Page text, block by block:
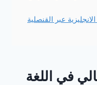
عبر القنصلية
في اللغة